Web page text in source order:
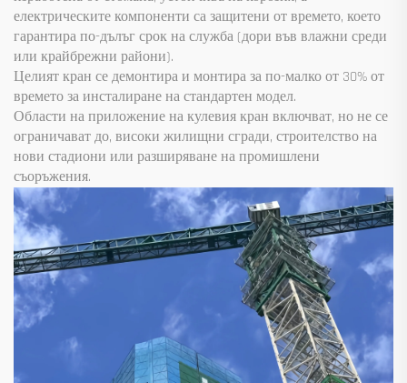
електрическите компоненти са защитени от времето, което
гарантира по-дълъг срок на служба (дори във влажни среди
или крайбрежни райони).
Целият кран се демонтира и монтира за по-малко от 30% от
времето за инсталиране на стандартен модел.
Области на приложение на кулевия кран включват, но не се
ограничават до, високи жилищни сгради, строителство на
нови стадиони или разширяване на промишлени
съоръжения.